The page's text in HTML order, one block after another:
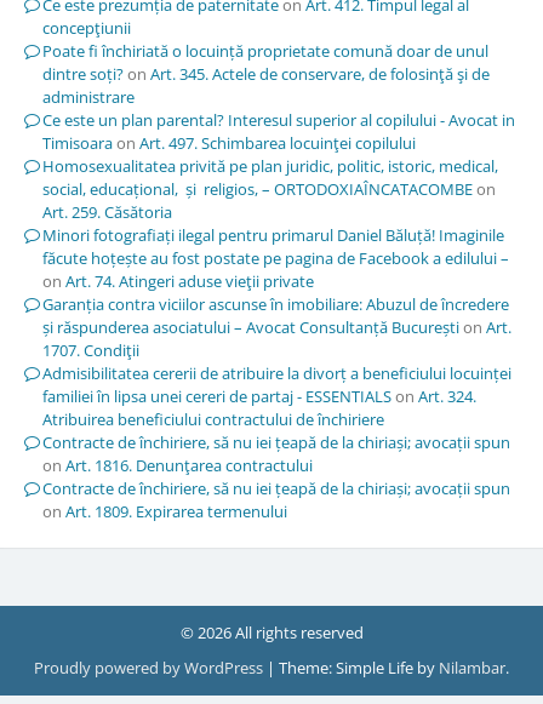
Ce este prezumția de paternitateon Art. 412. Timpul legal al
concepţiunii
Poate fi închiriată o locuință proprietate comună doar de unul
dintre soți?on Art. 345. Actele de conservare, de folosinţă şi de
administrare
Ce este un plan parental? Interesul superior al copilului - Avocat in
Timisoaraon Art. 497. Schimbarea locuinţei copilului
Homosexualitatea privită pe plan juridic, politic, istoric, medical,
social, educațional, și religios, – ORTODOXIAÎNCATACOMBEon
Art. 259. Căsătoria
Minori fotografiați ilegal pentru primarul Daniel Băluță! Imaginile
făcute hoțește au fost postate pe pagina de Facebook a edilului –
on Art. 74. Atingeri aduse vieţii private
Garanția contra viciilor ascunse în imobiliare: Abuzul de încredere
și răspunderea asociatului – Avocat Consultanță Bucureștion Art.
1707. Condiţii
Admisibilitatea cererii de atribuire la divorț a beneficiului locuinței
familiei în lipsa unei cereri de partaj - ESSENTIALSon Art. 324.
Atribuirea beneficiului contractului de închiriere
Contracte de închiriere, să nu iei țeapă de la chiriași; avocații spun
on Art. 1816. Denunţarea contractului
Contracte de închiriere, să nu iei țeapă de la chiriași; avocații spun
on Art. 1809. Expirarea termenului
© 2026 All rights reserved
Proudly powered by WordPress | Theme: Simple Life by Nilambar.